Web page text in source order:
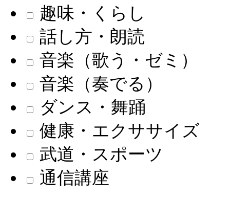
趣味・くらし
話し方・朗読
音楽（歌う・ゼミ）
音楽（奏でる）
ダンス・舞踊
健康・エクササイズ
武道・スポーツ
通信講座